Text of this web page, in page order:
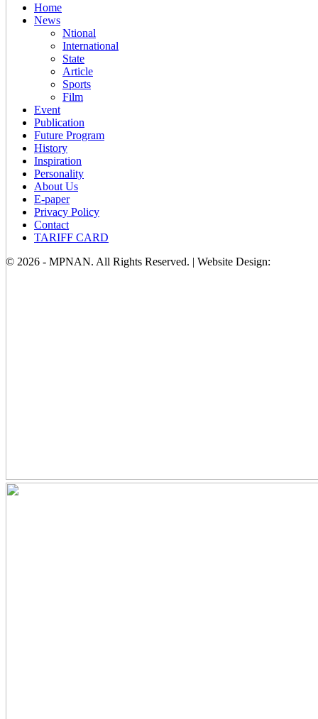
Home
News
Ntional
International
State
Article
Sports
Film
Event
Publication
Future Program
History
Inspiration
Personality
About Us
E-paper
Privacy Policy
Contact
TARIFF CARD
© 2026 - MPNAN. All Rights Reserved. | Website Design: